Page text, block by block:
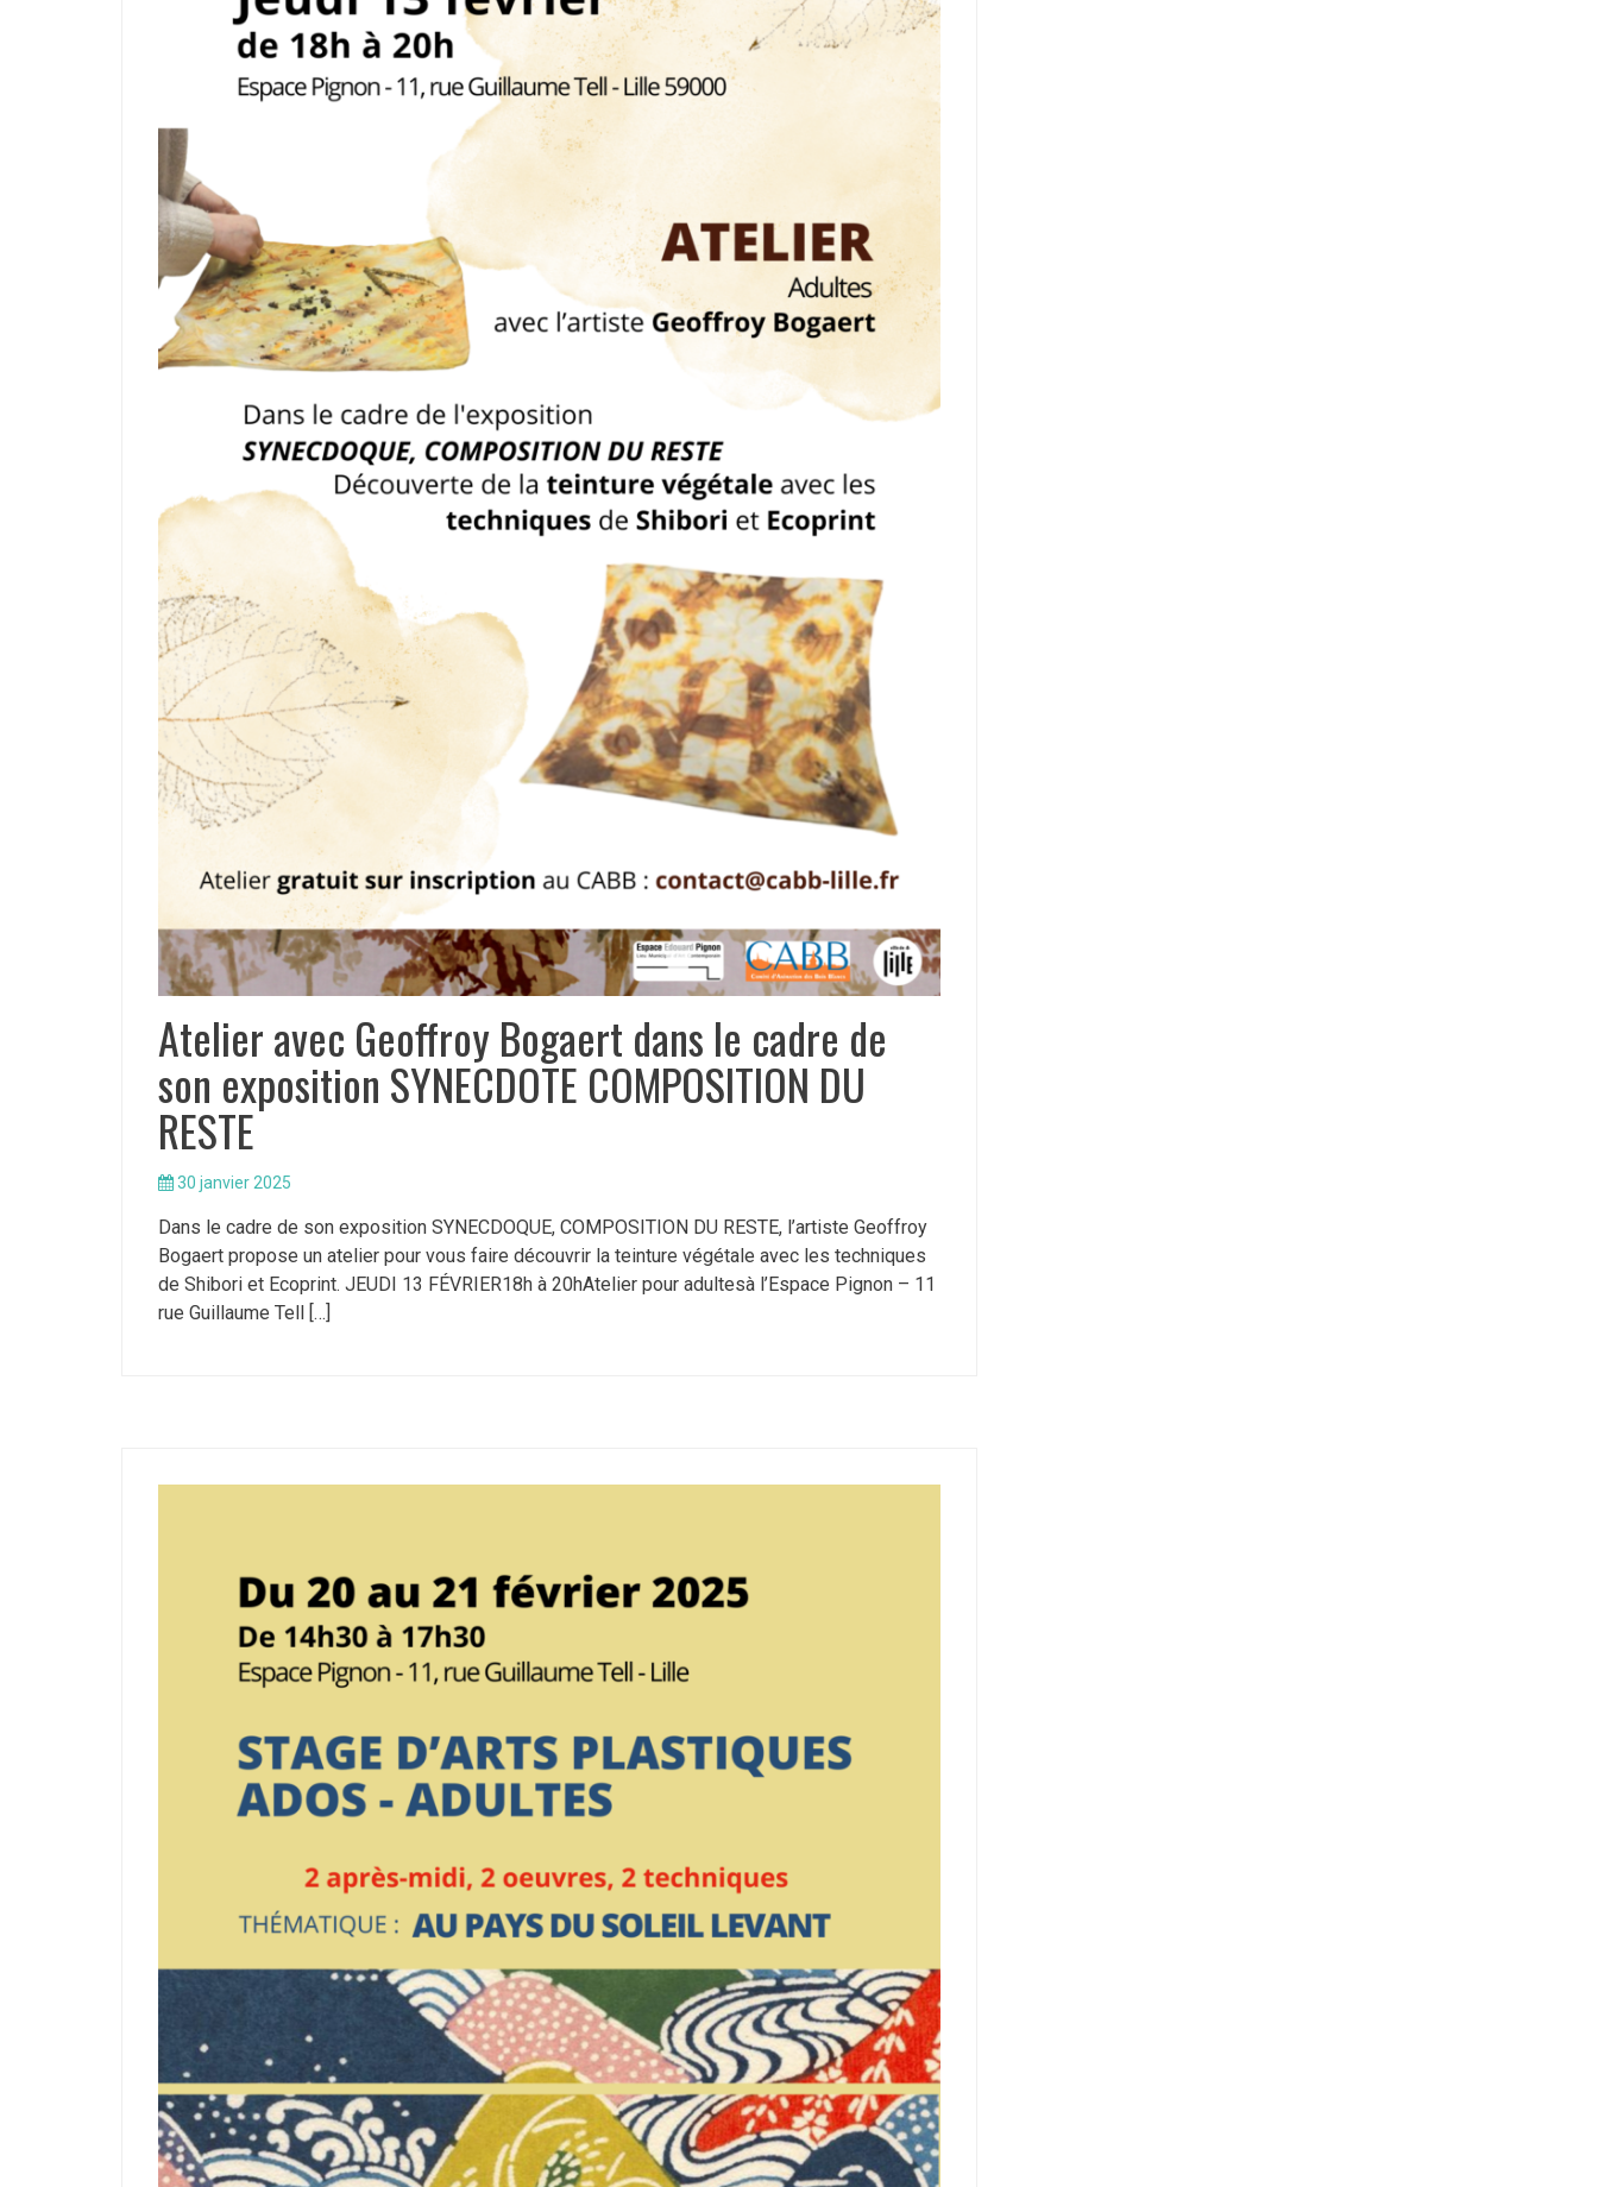
Atelier avec Geoffroy Bogaert dans le cadre de
son exposition SYNECDOTE COMPOSITION DU
RESTE
30 janvier 2025
Dans le cadre de son exposition SYNECDOQUE, COMPOSITION DU RESTE, l’artiste Geoffroy
Bogaert propose un atelier pour vous faire découvrir la teinture végétale avec les techniques
de Shibori et Ecoprint. JEUDI 13 FÉVRIER18h à 20hAtelier pour adultesà l’Espace Pignon – 11
rue Guillaume Tell […]